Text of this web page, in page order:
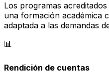
Los programas
una formación académica
adaptada a las demandas
📊
Rendición de cuentas